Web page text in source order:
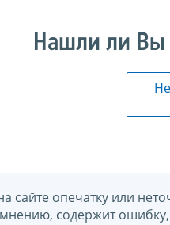
Нашли ли
сайте опечатку или
содержит